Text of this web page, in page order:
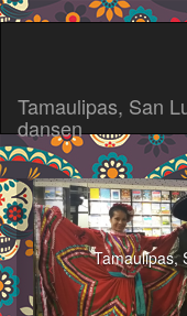
Tamaulipas, San
dansen
Tamaulipas,